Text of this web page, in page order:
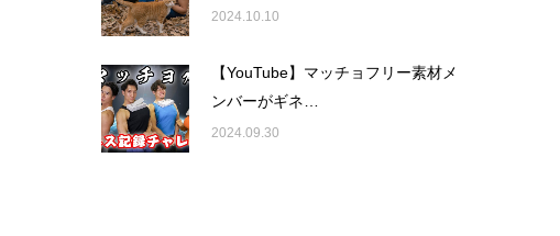
2024.10.10
【YouTube】マッチョフリー素材メ
ンバーがギネ…
2024.09.30